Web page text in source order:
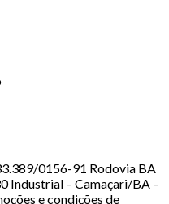
0156-91 Rodovia BA
Industrial – Camaçari/BA –
e condições de